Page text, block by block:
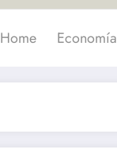
Home Economía